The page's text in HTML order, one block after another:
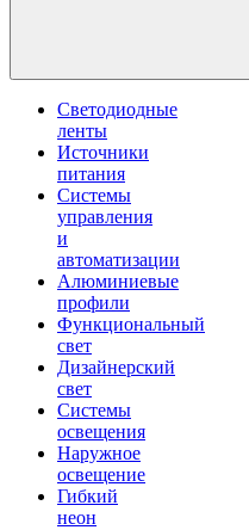
Светодиодные
ленты
Источники
питания
Системы
управления
и
автоматизации
Алюминиевые
профили
Функциональный
свет
Дизайнерский
свет
Системы
освещения
Наружное
освещение
Гибкий
неон